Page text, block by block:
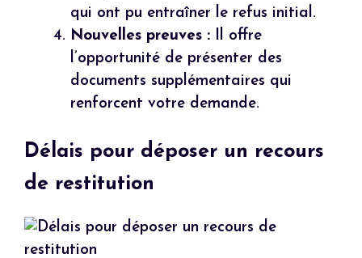
qui ont pu entraîner le refus initial.
Nouvelles preuves : Il offre
l’opportunité de présenter des
documents supplémentaires qui
renforcent votre demande.
Délais pour déposer un recours
de restitution